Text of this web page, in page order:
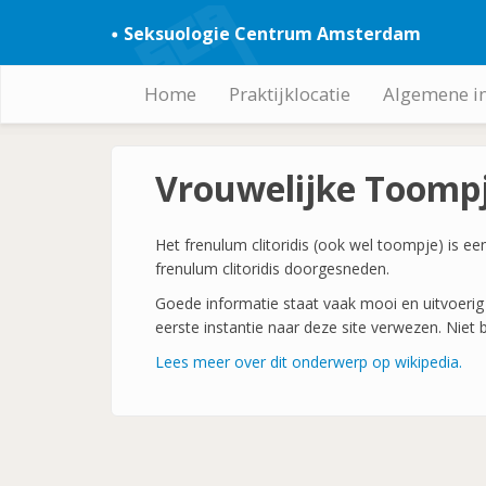
Seksuologie Centrum Amsterdam
Hoofdnavigatie
Home Praktijklocatie Algemene
Vrouwelijke
Het frenulum clitoridis (ook wel toompje) is
frenulum clitoridis doorgesneden.
Goede informatie staat vaak mooi en
eerste instantie naar deze site verwezen.
Lees meer over dit onderwerp op wikipedia.